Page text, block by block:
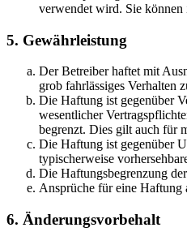
verwendet wird. Sie können
5. Gewährleistung
Der Betreiber haftet mit
grob fahrlässiges Verhalten
Die Haftung ist gegenüber
wesentlicher
begrenzt. Dies gilt auch für
Die Haftung ist gegenüber
typischerweise
Die Haftungsbegrenzung
Ansprüche für eine Haftung
6. Änderungsvorbehalt